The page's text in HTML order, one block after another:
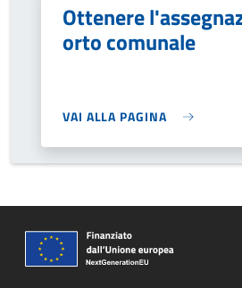
Ottenere
orto comunale
VAI ALLA PAGINA